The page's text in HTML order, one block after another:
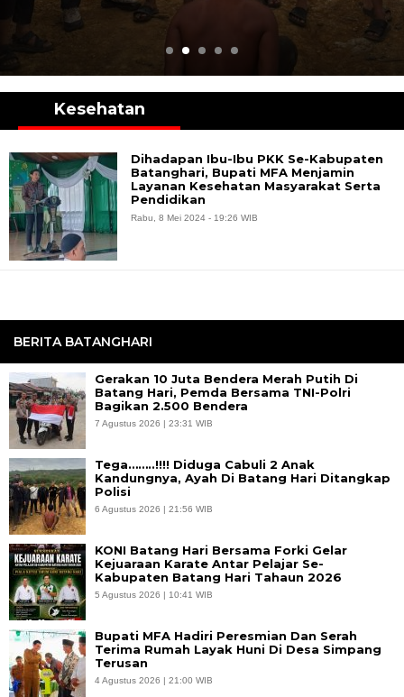
BERITA BATANGHARI
Gerakan 10 Juta Bendera Merah Putih Di
Batang Hari, Pemda Bersama TNI-Polri
Bagikan 2.500 Bendera
7 Agustus 2026 | 23:31 WIB
Tega……..!!!! Diduga Cabuli 2 Anak
Kandungnya, Ayah Di Batang Hari Ditangkap
Polisi
6 Agustus 2026 | 21:56 WIB
KONI Batang Hari Bersama Forki Gelar
Kejuaraan Karate Antar Pelajar Se-
Kabupaten Batang Hari Tahaun 2026
5 Agustus 2026 | 10:41 WIB
Bupati MFA Hadiri Peresmian Dan Serah
Terima Rumah Layak Huni Di Desa Simpang
Terusan
4 Agustus 2026 | 21:00 WIB
Kesehatan
Dihadapan Ibu-Ibu PKK Se-Kabupaten
Batanghari, Bupati MFA Menjamin
Layanan Kesehatan Masyarakat Serta
Pendidikan
Rabu, 8 Mei 2024 - 19:26 WIB